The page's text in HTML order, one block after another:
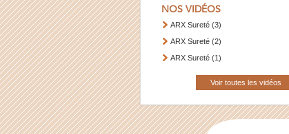
NOS VIDÉOS
ARX Sureté (3)
ARX Sureté (2)
ARX Sureté (1)
Voir toutes les vidéos